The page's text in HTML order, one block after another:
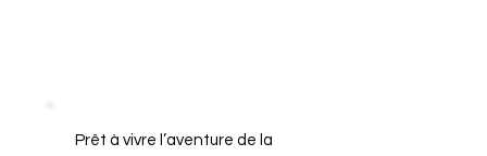
Prêt à vivre l’aventure de la